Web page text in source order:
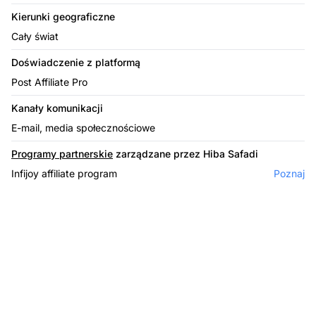
Kierunki geograficzne
Cały świat
Doświadczenie z platformą
Post Affiliate Pro
Kanały komunikacji
E-mail, media społecznościowe
Programy partnerskie zarządzane przez Hiba Safadi
Infijoy affiliate program
Poznaj